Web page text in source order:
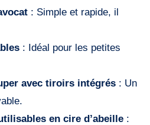
: Simple et rapide, il
: Idéal pour les petites
avec tiroirs intégrés: Un
en cire d’abeille: